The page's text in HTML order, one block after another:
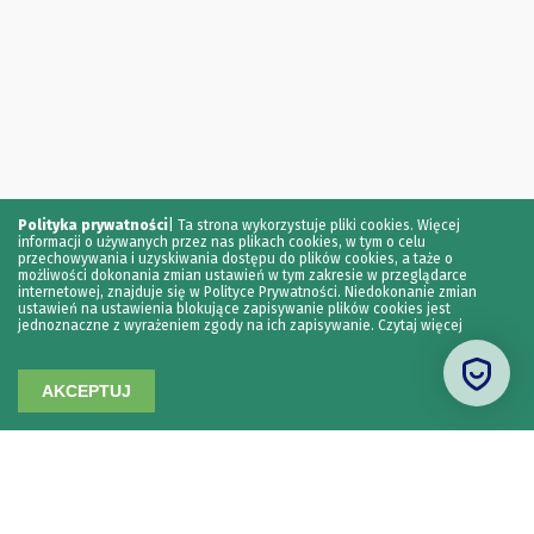
Polityka prywatności Ta strona wykorzystuje pliki cookies. Więcej
informacji o używanych przez nas plikach cookies, w tym o celu
przechowywania i uzyskiwania dostępu do plików cookies, a taże o
możliwości dokonania zmian ustawień w tym zakresie w przeglądarce
internetowej, znajduje się w Polityce Prywatności. Niedokonanie zmian
ustawień na ustawienia blokujące zapisywanie plików cookies jest
jednoznaczne z wyrażeniem zgody na ich zapisywanie. Czytaj więcej
AKCEPTUJ